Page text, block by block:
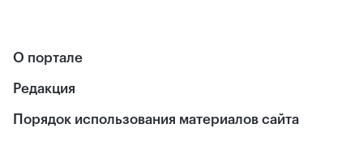
О портале
Редакция
Порядок использования материалов сайта